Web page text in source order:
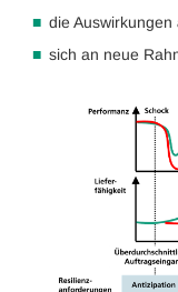
die Auswirkungen
sich an neue